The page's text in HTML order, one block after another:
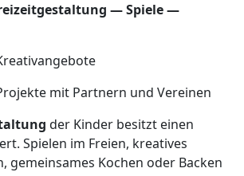
— Spiele —
Partnern und Vereinen
der Kinder besitzt einen
Spielen im Freien, kreatives
gemeinsames Kochen oder Backen